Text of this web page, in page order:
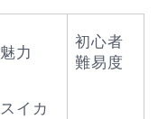
魅力
初心者
難易度
スイカ